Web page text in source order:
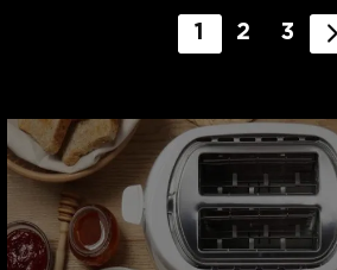
1 2 3